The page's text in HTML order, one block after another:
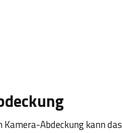
Abdeckung kann das